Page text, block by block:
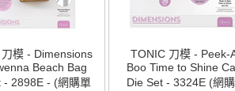
模 - Dimensions
Beach Bag
- 2898E - (網購單
TONIC 刀模 - Peek-
Boo Time to Shine
Die Set - 3324E (網